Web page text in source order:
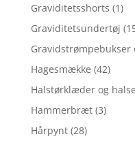
Graviditetsshorts (1)
Graviditetsundertøj
Gravidstrømpebukser
Hagesmække (42)
Halstørklæder og
Hammerbræt (3)
Hårpynt (28)